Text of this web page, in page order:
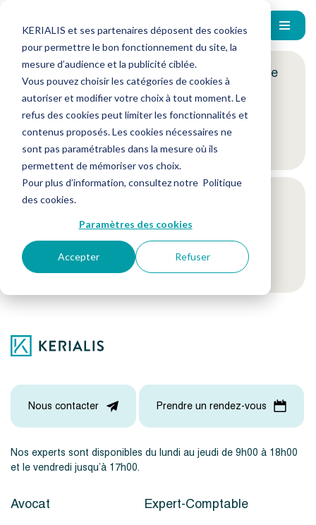
KERIALIS et ses partenaires déposent des cookies
pour permettre le bon fonctionnement du site, la
mesure d’audience et la publicité ciblée.
Vous pouvez choisir les catégories de cookies à
autoriser et modifier votre choix à tout moment. Le
refus des cookies peut limiter les fonctionnalités et
contenus proposés. Les cookies nécessaires ne
sont pas paramétrables dans la mesure où ils
permettent de mémoriser vos choix.
Pour plus d’information, consultez notre Politique
des cookies.
Paramètres des cookies
Accepter Refuser
Encore plus d'actus ? Inscrivez-vous à notre
newsletter !
Je m'inscris
Suivez-nous sur nos réseaux sociaux
Nos experts sont disponibles du lundi au jeudi de 9h00 à 18h00
et le vendredi jusqu’à 17h00.
Nous contacter Prendre un rendez-vous
Avocat Expert-Comptable